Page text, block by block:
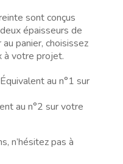
sont conçus
épaisseurs de
panier, choisissez
à votre projet.
au n°1 sur
au n°2 sur votre
n’hésitez pas à